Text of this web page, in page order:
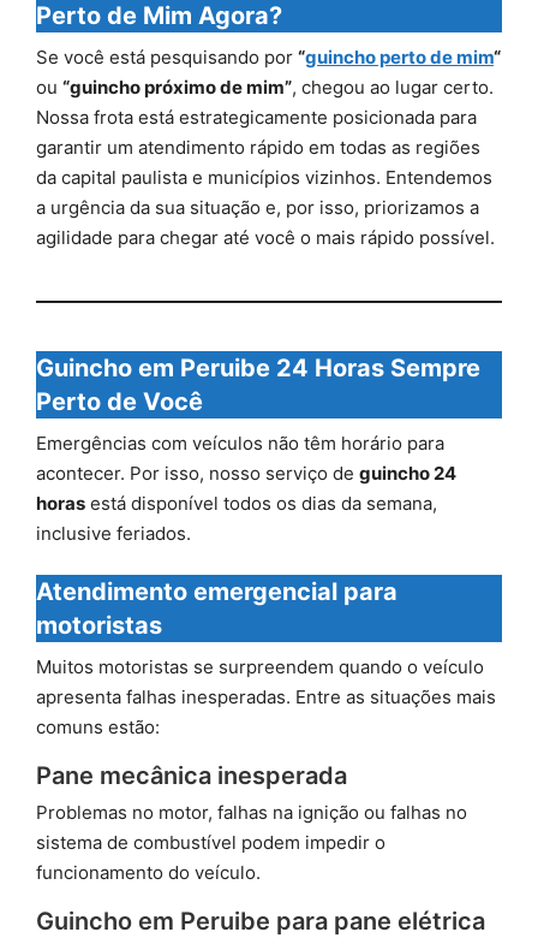
Perto de Mim Agora?
Se você está pesquisando por “guincho perto de mim“
ou “guincho próximo de mim”, chegou ao lugar certo.
Nossa frota está estrategicamente posicionada para
garantir um atendimento rápido em todas as regiões
da capital paulista e municípios vizinhos. Entendemos
a urgência da sua situação e, por isso, priorizamos a
agilidade para chegar até você o mais rápido possível.
Guincho em Peruibe 24 Horas Sempre
Perto de Você
Emergências com veículos não têm horário para
acontecer. Por isso, nosso serviço de guincho 24
horas está disponível todos os dias da semana,
inclusive feriados.
Atendimento emergencial para
motoristas
Muitos motoristas se surpreendem quando o veículo
apresenta falhas inesperadas. Entre as situações mais
comuns estão:
Pane mecânica inesperada
Problemas no motor, falhas na ignição ou falhas no
sistema de combustível podem impedir o
funcionamento do veículo.
Guincho em Peruibe para pane elétrica